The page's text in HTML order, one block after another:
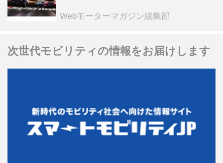
る抽選企画などを展開
Webモーターマガジン編集部
次世代モビリティの情報をお届けします